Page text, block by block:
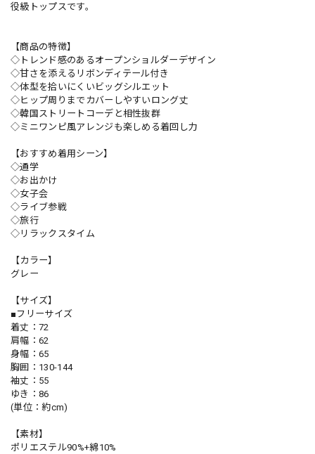
役級トップスです。
【商品の特徴】
◇トレンド感のあるオープンショルダーデザイン
◇甘さを添えるリボンディテール付き
◇体型を拾いにくいビッグシルエット
◇ヒップ周りまでカバーしやすいロング丈
◇韓国ストリートコーデと相性抜群
◇ミニワンピ風アレンジも楽しめる着回し力
【おすすめ着用シーン】
◇通学
◇お出かけ
◇女子会
◇ライブ参戦
◇旅行
◇リラックスタイム
【カラー】
グレー
【サイズ】
■フリーサイズ
着丈：72
肩幅：62
身幅：65
胸囲：130-144
袖丈：55
ゆき：86
(単位：約cm)
【素材】
ポリエステル90%+綿10%